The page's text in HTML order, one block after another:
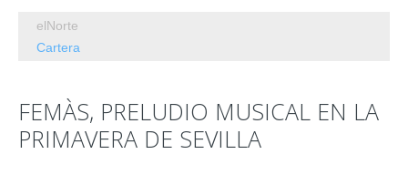
elNorte
Cartera
FEMÀS, PRELUDIO MUSICAL EN LA
PRIMAVERA DE SEVILLA